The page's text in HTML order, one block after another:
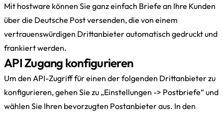
Mit hostware können Sie ganz einfach Briefe an Ihre Kunden
über die Deutsche Post versenden, die von einem
vertrauenswürdigen Drittanbieter automatisch gedruckt und
frankiert werden.
API Zugang konfigurieren
Um den API-Zugriff für einen der folgenden Drittanbieter zu
konfigurieren, gehen Sie zu „Einstellungen -> Postbriefe“ und
wählen Sie Ihren bevorzugten Postanbieter aus. In den